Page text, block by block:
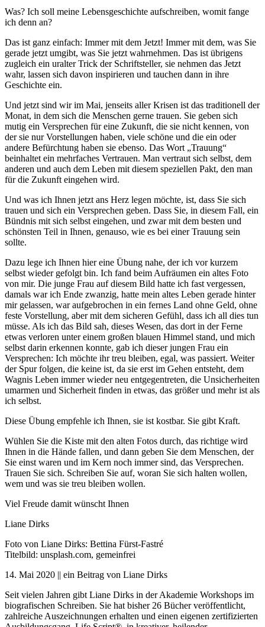
Was? Ich soll meine Lebensgeschichte aufschreiben, womit fange
ich denn an?
Das ist ganz einfach: Immer mit dem Jetzt! Immer mit dem, was Sie
gerade jetzt umgibt, was Sie jetzt wahrnehmen. Das ist übrigens
zugleich ein uralter Trick der Schriftsteller, sie nehmen das Jetzt
wahr, lassen sich davon inspirieren und tauchen dann in ihre
Geschichte ein.
Und jetzt sind wir im Mai, jenseits aller Krisen ist das traditionell der
Monat, in dem sich die Menschen gerne trauen. Sie geben sich
mutig ein Versprechen für eine Zukunft, die sie nicht kennen, von
der sie nur Vorstellungen haben, viele schöne und die ein oder
andere Befürchtung haben sie ebenso. Das Wort „Trauung“
beinhaltet ein mehrfaches Vertrauen. Man vertraut sich selbst, dem
anderen und auch dem Leben mit diesem speziellen Pakt, den man
für die Zukunft eingehen wird.
Und was ich Ihnen jetzt ans Herz legen möchte, ist, dass Sie sich
trauen und sich ein Versprechen geben. Dass Sie, in diesem Fall, ein
Bündnis mit sich selbst eingehen, und zwar mit dem besten und
schönsten Teil in Ihnen, genauso, wie es bei einer Trauung sein
sollte.
Dazu lege ich Ihnen hier eine Übung nahe, der ich vor kurzem
selbst wieder gefolgt bin. Ich fand beim Aufräumen ein altes Foto
von mir. Die junge Frau auf diesem Bild hatte ich fast vergessen,
damals war ich Ende zwanzig, hatte mein altes Leben gerade hinter
mir gelassen, war aufgebrochen in ein fernes Land ohne Geld, ohne
feste Vorstellung, aber mit dem sicheren Gefühl, dass ich all dies tun
müsse. Als ich das Bild sah, dieses Wesen, das dort in der Ferne
etwas verloren unter einem großen blauen Himmel stand, und mich
selbst darin erkennen konnte, gab ich dieser jungen Frau ein
Versprechen: Ich möchte ihr treu bleiben, egal, was passiert. Weiter
der Spur folgen, die keine ist, da sie erst im Gehen entsteht, dem
Wagnis Leben immer wieder neu entgegentreten, die Unsicherheiten
umarmen und Sicherheit finden in etwas, das größer und mehr ist als
ich selbst.
Diese Übung empfehle ich Ihnen, sie ist kostbar. Sie gibt Kraft.
Wühlen Sie die Kiste mit den alten Fotos durch, das richtige wird
Ihnen in die Hände fallen, und dann geben Sie dem Menschen, der
Sie einst waren und im Kern noch immer sind, das Versprechen.
Trauen Sie sich. Schreiben Sie auf, woran Sie sich halten wollen,
wem und was sie treu bleiben wollen.
Viel Freude damit wünscht Ihnen
Liane Dirks
Foto von Liane Dirks: Bettina Fürst-Fastré
Titelbild: unsplash.com, gemeinfrei
14. Mai 2020 || ein Beitrag von Liane Dirks
Seit vielen Jahren gibt Liane Dirks in der Akademie Workshops im
biografischen Schreiben. Sie hat bisher 26 Bücher veröffentlicht,
zahlreiche Auszeichnungen erhalten und einen eigenen zertifizierten